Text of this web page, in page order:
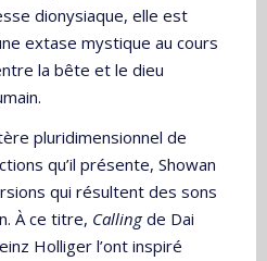
dionysiaque, elle est
extase mystique au cours
la bête et le dieu
pluridimensionnel de
qu’il présente, Showan
qui résultent des sons
À ce titre, Callingde Dai
Holliger l’ont inspiré